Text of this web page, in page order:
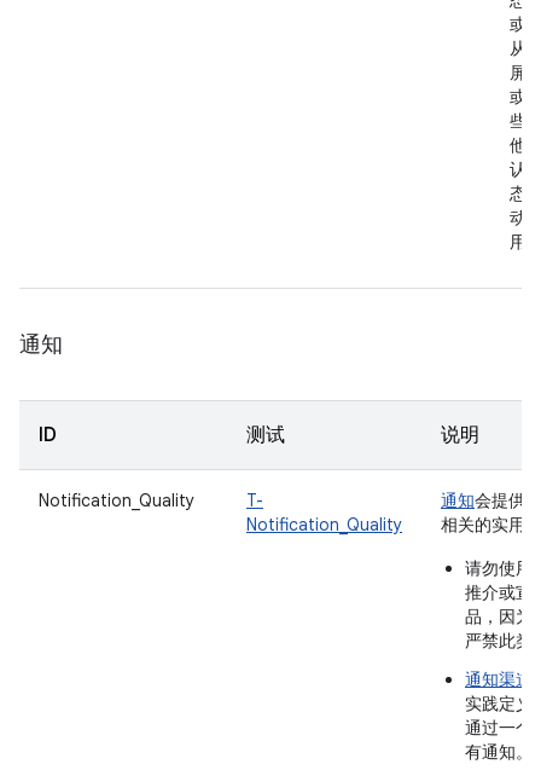
或
从
屏
或
些
他
认
态
动
用
通知
ID 测试 说明
Notification_Quality
T-
Notification_Quality
通知会提供
相关的实用
请勿使用
推介或宣
品，因为
严禁此类
通知渠道
实践定义
通过一个
有通知。